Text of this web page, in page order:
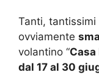
Tanti,
ovviamente
volantino “Casa
dal 17 al 30